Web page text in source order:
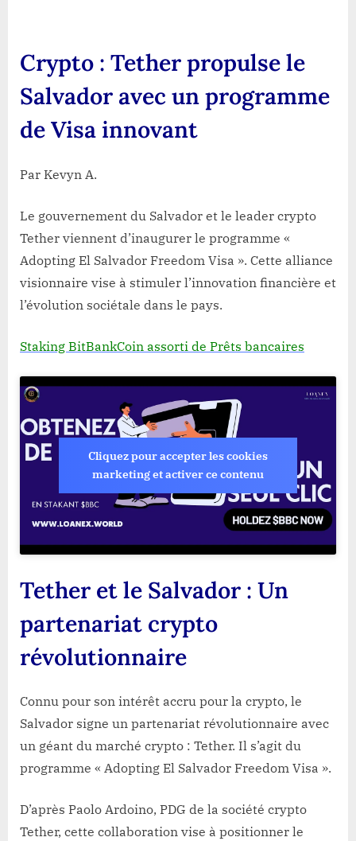
propulse
le
avec
un
programme
Crypto : Tether propulse le
Salvador avec un programme
de Visa innovant
Par Kevyn A.
Le gouvernement du Salvador et le leader crypto
Tether viennent d’inaugurer le programme «
Adopting El Salvador Freedom Visa ». Cette alliance
visionnaire vise à stimuler l’innovation financière et
l’évolution sociétale dans le pays.
Staking BitBankCoin assorti de Prêts bancaires
Cliquez pour accepter les cookies
marketing et activer ce contenu
Tether et le Salvador : Un
partenariat crypto
révolutionnaire
Connu pour son intérêt accru pour la crypto, le
Salvador signe un partenariat révolutionnaire avec
un géant du marché crypto : Tether. Il s’agit du
programme « Adopting El Salvador Freedom Visa ».
D’après Paolo Ardoino, PDG de la société crypto
Tether, cette collaboration vise à positionner le